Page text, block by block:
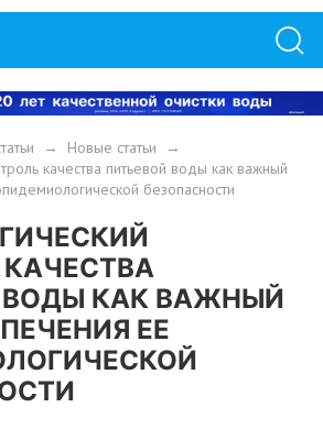
→ Новые статьи →
качества питьевой воды как важный
безопасности
ВОДЫ КАК ВАЖНЫЙ
ЕЕ